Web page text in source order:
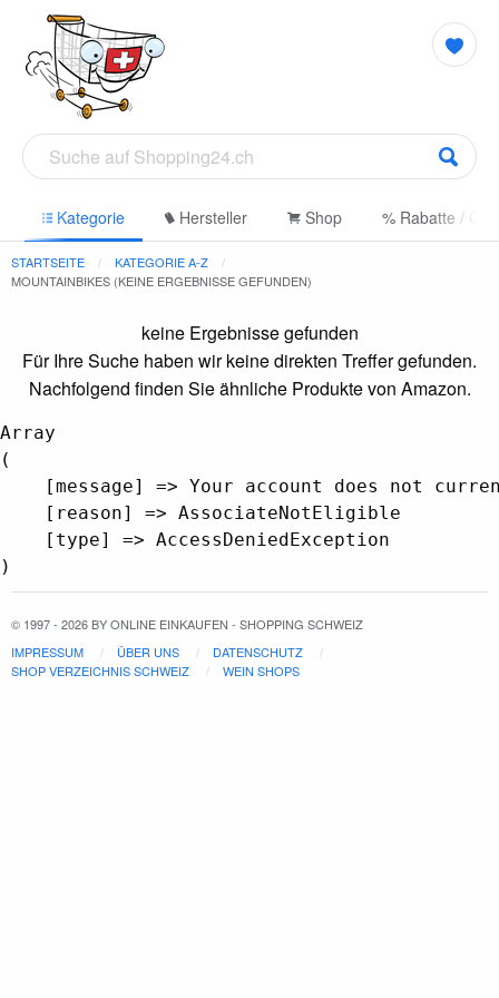
Kategorie Hersteller Shop % Rabatte /
STARTSEITE
KATEGORIE A-Z
MOUNTAINBIKES (KEINE ERGEBNISSE GEFUNDEN)
keine Ergebnisse gefunden
Für Ihre Suche haben wir keine direkten Treffer gefunden.
Nachfolgend finden Sie ähnliche Produkte von Amazon.
Array
(
[message] => Your account does not
    [reason] => AssociateNotEligible
    [type] => AccessDeniedException
© 1997 - 2026 BY ONLINE EINKAUFEN - SHOPPING SCHWEIZ
IMPRESSUM
ÜBER UNS
DATENSCHUTZ
SHOP VERZEICHNIS SCHWEIZ
WEIN SHOPS